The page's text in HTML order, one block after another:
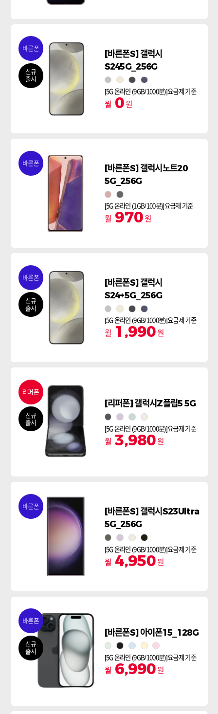
바른폰
신규
출시
[바른폰S] 갤럭시
S245G_256G
마블 그레이
앰버 옐로우
오닉스 블랙코발트 바이올렛
[5G 온라인 (9GB/1000분)]요금제 기준
월 0원
바른폰
[바른폰S] 갤럭시노트20
5G_256G
미스틱 브론즈
미스틱그레이
[5G 온라인 (1GB/100분)]요금제 기준
월 970원
바른폰
신규
출시
[바른폰S] 갤럭시
S24+5G_256G
마블 그레이
앰버 옐로우
오닉스 블랙코발트 바이올렛
[5G 온라인 (9GB/1000분)]요금제 기준
월 1,990원
리퍼폰
신규
출시
[리퍼폰] 갤럭시Z플립5 5G
그라파이트
라벤더민트
크림
[5G 온라인 (9GB/1000분)]요금제 기준
월 3,980원
바른폰
[바른폰S] 갤럭시S23Ultra
5G_256G
그린 라벤더크림
팬텀블랙
[5G 온라인 (9GB/1000분)]요금제 기준
월 4,950원
바른폰
신규
출시
[바른폰S] 아이폰15_128G
그린 블랙 블루 옐로
핑크
[5G 온라인 (9GB/1000분)]요금제 기준
월 6,990원